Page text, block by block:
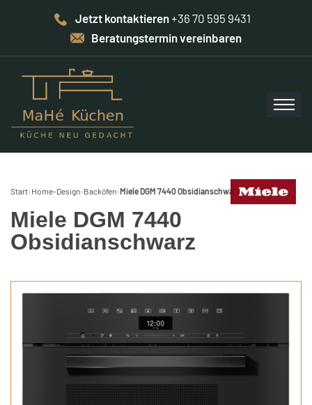
Jetzt kontaktieren+36 70 595 9431
Beratungstermin vereinbaren
Start› Home-Design› Backöfen›Miele DGM 7440 Obsidianschwarz
Miele DGM 7440
Obsidianschwarz